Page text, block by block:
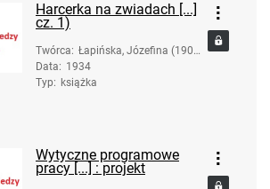
Harcerka na zwiadach [...]
cz. 1)
Twórca: Łapińska, Józefina (1900-
1986)
Data: 1934
Typ: książka
Wytyczne programowe
pracy [...] : projekt